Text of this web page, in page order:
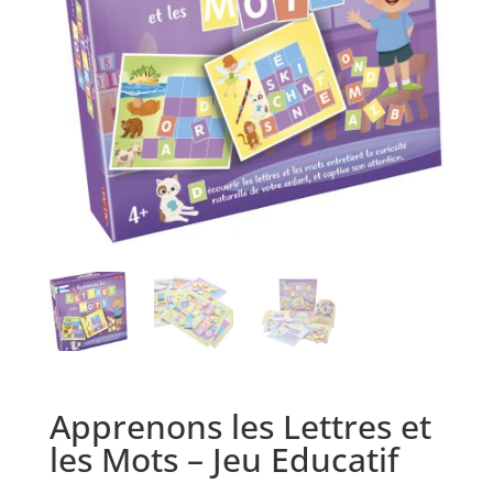
Apprenons les Lettres et
les Mots – Jeu Educatif